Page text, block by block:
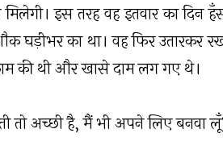
इस तरह वह इतवार का दिन
घड़ीभर का था। वह फिर उतारकर
की थी और खासे दाम लग गए थे।
तो अच्छी है, मैं भी अपने लिए बनवा